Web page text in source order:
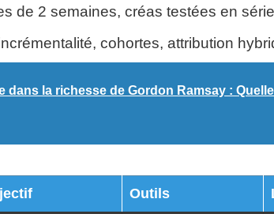
de 2 semaines, créas testées en
cohortes, attribution
dans la richesse de Gordon Ramsay :
Outils